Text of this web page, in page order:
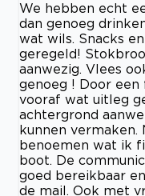
We hebben echt
dan genoeg
wat wils. Snacks
geregeld!
aanwezig. Vlees
genoeg ! Door
vooraf wat uitleg
achtergrond
kunnen vermaken.
benoemen wat ik
boot. De
goed bereikbaar
de mail. Ook met